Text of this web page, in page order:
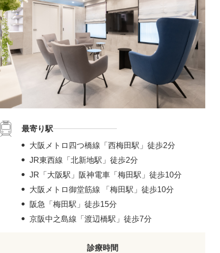
最寄り駅
大阪メトロ四つ橋線「西梅田駅」徒歩2分
JR東西線「北新地駅」徒歩2分
JR「大阪駅」阪神電車「梅田駅」徒歩10分
大阪メトロ御堂筋線 「梅田駅」徒歩10分
阪急「梅田駅」徒歩15分
京阪中之島線「渡辺橋駅」徒歩7分
診療時間